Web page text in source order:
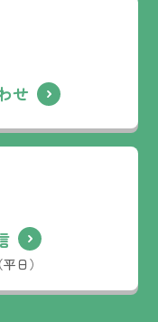
せ
日）